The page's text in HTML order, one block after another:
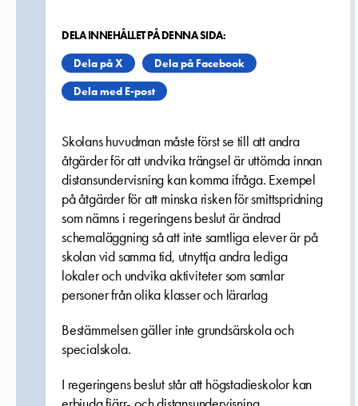
DELA INNEHÅLLET PÅ DENNA SIDA:
Dela på X
Dela på Facebook
Dela med E-post
Skolans huvudman måste först se till att andra
åtgärder för att undvika trängsel är uttömda innan
distansundervisning kan komma ifråga. Exempel
på åtgärder för att minska risken för smittspridning
som nämns i regeringens beslut är ändrad
schemaläggning så att inte samtliga elever är på
skolan vid samma tid, utnyttja andra lediga
lokaler och undvika aktiviteter som samlar
personer från olika klasser och lärarlag
Bestämmelsen gäller inte grundsärskola och
specialskola.
I regeringens beslut står att högstadieskolor kan